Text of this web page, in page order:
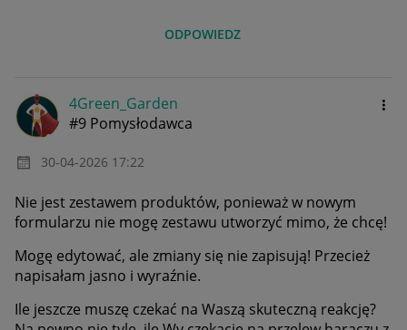
ODPOWIEDZ
4Green_Garden
#9 Pomysłodawca
‎30-04-2026 17:22
Nie jest zestawem produktów, ponieważ w nowym
formularzu nie mogę zestawu utworzyć mimo, że chcę!
Mogę edytować, ale zmiany się nie zapisują! Przecież
napisałam jasno i wyraźnie.
Ile jeszcze muszę czekać na Waszą skuteczną reakcję?